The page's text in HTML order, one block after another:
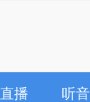
直播 听音